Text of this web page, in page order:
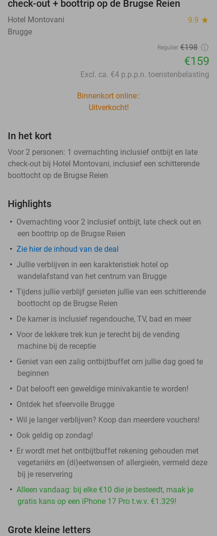
check-out + boottrip op de Brugse Reien
Hotel Montovani 9.9 star
Brugge
Regulier €198
€159
Excl. ca. €4 p.p.p.n. toeristenbelasting
Binnenkort online::
Uitverkocht!
In het kort
Voor 2 personen: 1 overnachting inclusief ontbijt en late
check-out bij Hotel Montovani, inclusief een schitterende
boottocht op de Brugse Reien
Highlights
Overnachting voor 2 inclusief ontbijt, late check out en
een boottrip op de Brugse Reien
Zie hier de inhoud van de deal
Jullie verblijven in een karakteristiek hotel op
wandelafstand van het centrum van Brugge
Tijdens jullie verblijf genieten jullie van een schitterende
boottocht op de Brugse Reien
De kamer is inclusief regendouche, TV, bad en meer
Voor de lekkere trek kun je terecht bij de vending
machine bij de receptie
Geniet van een zalig ontbijtbuffet om jullie dag goed te
beginnen
Dat belooft een geweldige minivakantie te worden!
Ontdek het sfeervolle Brugge
Wil je langer verblijven? Koop dan meerdere vouchers!
Ook geldig op zondag!
Er wordt met het ontbijtbuffet rekening gehouden met
vegetariërs en (di)eetwensen of allergieën, vermeld deze
bij je reservering
Alleen vandaag: bij elke €10 die je besteedt, maak je
gratis kans op een iPhone 17 Pro t.w.v. €1.329!
Grote kleine letters